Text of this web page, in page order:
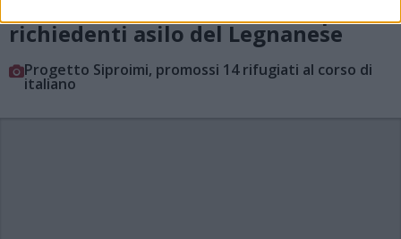
richiedenti asilo del Legnanese
Progetto Siproimi, promossi 14 rifugiati al corso di
italiano